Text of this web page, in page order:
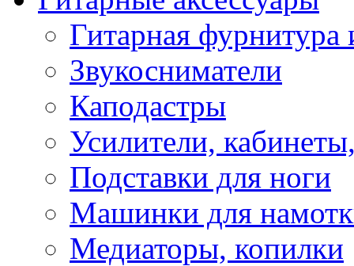
Гитарная фурнитура
Звукосниматели
Каподастры
Усилители,
Подставки для ноги
Машинки для
Медиаторы, копилки